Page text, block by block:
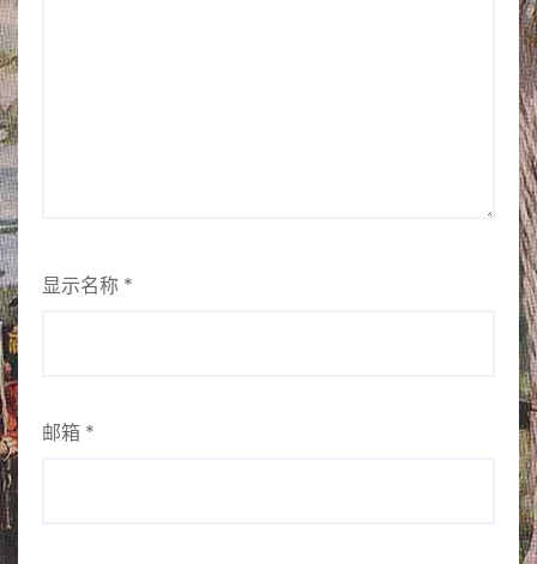
显示名称 *
邮箱 *